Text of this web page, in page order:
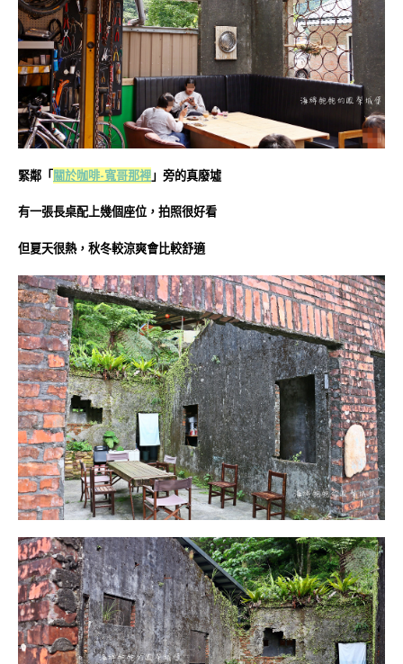
緊鄰「關於咖啡-寬哥那裡」旁的真廢墟
有一張長桌配上幾個座位，拍照很好看
但夏天很熱，秋冬較涼爽會比較舒適